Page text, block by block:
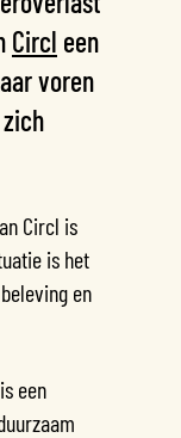
Circl een
voren
Circl is
is het
en
een